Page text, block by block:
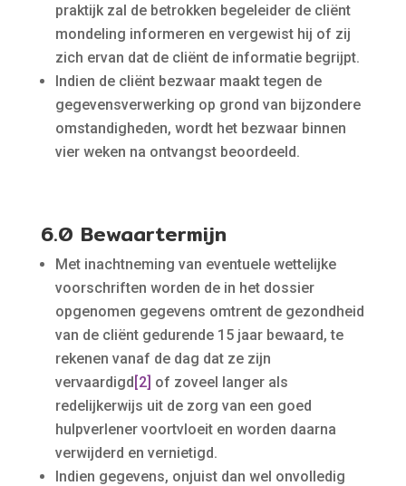
praktijk zal de betrokken begeleider de cliënt
mondeling informeren en vergewist hij of zij
zich ervan dat de cliënt de informatie begrijpt.
Indien de cliënt bezwaar maakt tegen de
gegevensverwerking op grond van bijzondere
omstandigheden, wordt het bezwaar binnen
vier weken na ontvangst beoordeeld.
6.0 Bewaartermijn
Met inachtneming van eventuele wettelijke
voorschriften worden de in het dossier
opgenomen gegevens omtrent de gezondheid
van de cliënt gedurende 15 jaar bewaard, te
rekenen vanaf de dag dat ze zijn
vervaardigd [2] of zoveel langer als
redelijkerwijs uit de zorg van een goed
hulpverlener voortvloeit en worden daarna
verwijderd en vernietigd.
Indien gegevens, onjuist dan wel onvolledig